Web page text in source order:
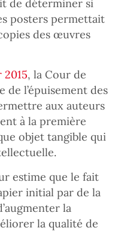
de déterminer si
posters permettait
des œuvres
, la Cour de
de l’épuisement des
aux auteurs
à la première
objet tangible qui
estime que le fait
initial par de la
la
la qualité de